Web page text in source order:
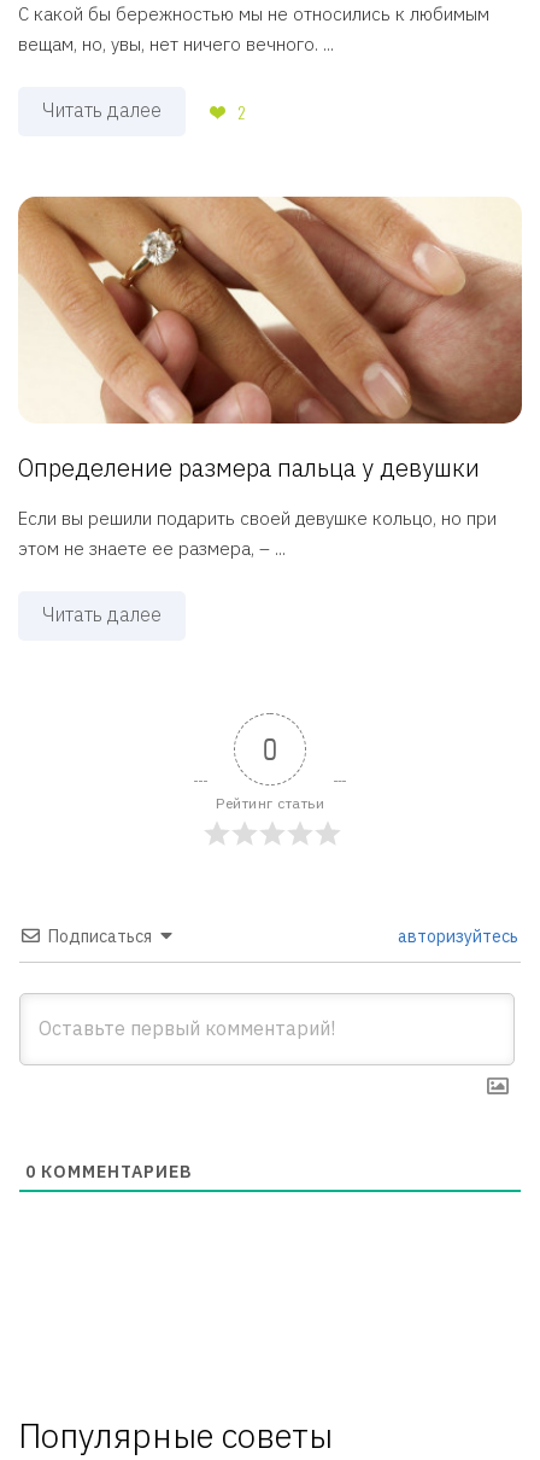
С какой бы бережностью мы не относились к любимым
вещам, но, увы, нет ничего вечного. ...
Читать далее 2
Определение размера пальца у девушки
Если вы решили подарить своей девушке кольцо, но при
этом не знаете ее размера, – ...
Читать далее
0
Рейтинг статьи
Подписаться авторизуйтесь
0 КОММЕНТАРИЕВ
Популярные советы